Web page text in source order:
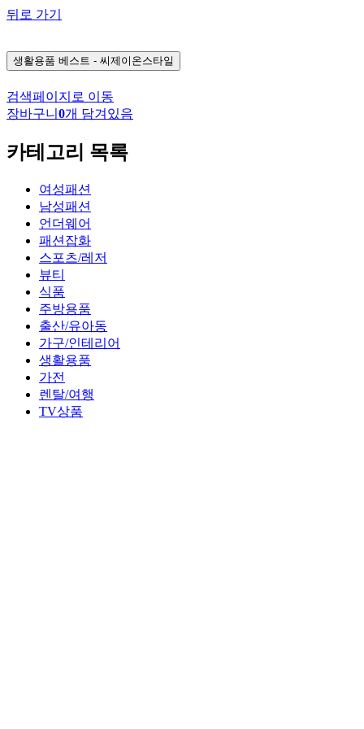
뒤로 가기
생활용품 베스트 - 씨제이온스타일
검색페이지로 이동
장바구니 0개 담겨있음
카테고리 목록
여성패션
남성패션
언더웨어
패션잡화
스포츠/레저
뷰티
식품
주방용품
출산/유아동
가구/인테리어
생활용품
가전
렌탈/여행
TV상품